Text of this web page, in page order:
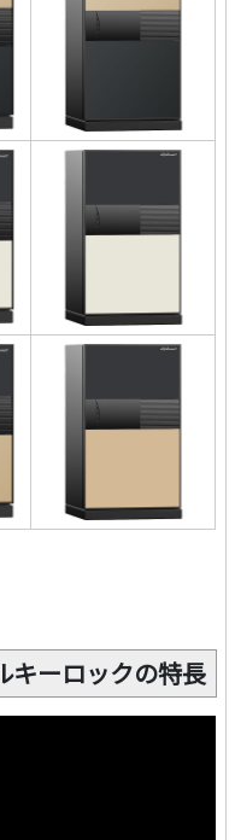
キーロックの特長